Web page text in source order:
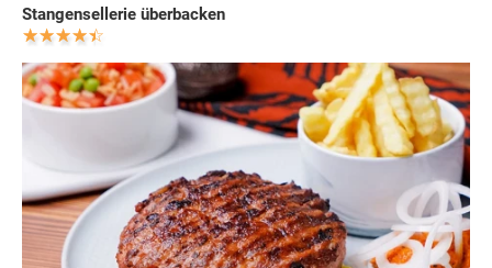
Stangensellerie überbacken